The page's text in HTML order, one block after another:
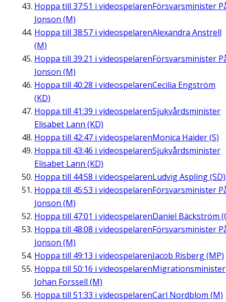
Hoppa till 37:51 i videospelarenFörsvarsminister
Jonson (M)
Hoppa till 38:57 i videospelarenAlexandra Anstrell
(M)
Hoppa till 39:21 i videospelarenFörsvarsminister
Jonson (M)
Hoppa till 40:28 i videospelarenCecilia Engström
(KD)
Hoppa till 41:39 i videospelarenSjukvårdsminister
Elisabet Lann (KD)
Hoppa till 42:47 i videospelarenMonica Haider (S)
Hoppa till 43:46 i videospelarenSjukvårdsminister
Elisabet Lann (KD)
Hoppa till 44:58 i videospelarenLudvig Aspling (SD)
Hoppa till 45:53 i videospelarenFörsvarsminister
Jonson (M)
Hoppa till 47:01 i videospelarenDaniel Bäckström
Hoppa till 48:08 i videospelarenFörsvarsminister
Jonson (M)
Hoppa till 49:13 i videospelarenJacob Risberg (MP)
Hoppa till 50:16 i videospelarenMigrationsminister
Johan Forssell (M)
Hoppa till 51:33 i videospelarenCarl Nordblom (M)